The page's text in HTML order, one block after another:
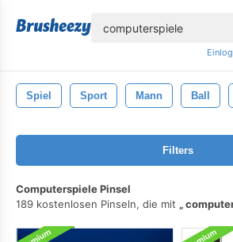
Spiel Sport Mann Ball
Filters
Computerspiele Pinsel
189 kostenlosen Pinseln, die mit